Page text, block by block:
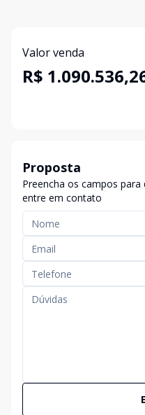
Valor venda
R$
Proposta
Preencha os campos
entre em contato